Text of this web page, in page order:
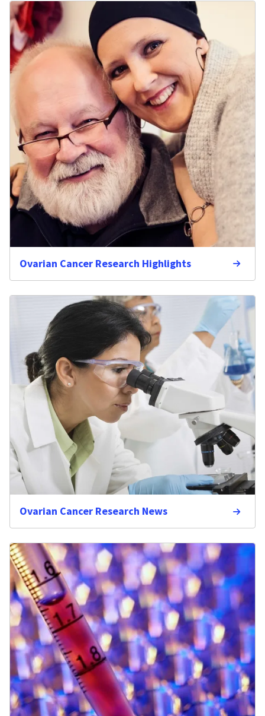
Ovarian Cancer Research Highlights
Ovarian Cancer Research News